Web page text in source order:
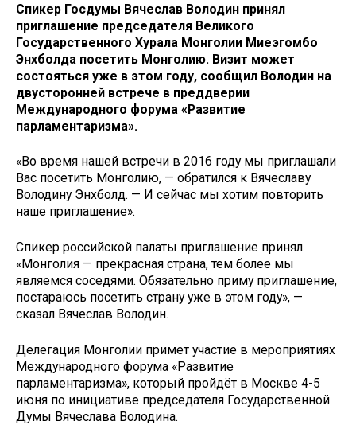
Спикер Госдумы Вячеслав Володин принял
приглашение председателя Великого
Государственного Хурала Монголии Миеэгомбо
Энхболда посетить Монголию. Визит может
состояться уже в этом году, сообщил Володин на
двусторонней встрече в преддверии
Международного форума «Развитие
парламентаризма».
«Во время нашей встречи в 2016 году мы приглашали
Вас посетить Монголию, — обратился к Вячеславу
Володину Энхболд. — И сейчас мы хотим повторить
наше приглашение».
Спикер российской палаты приглашение принял.
«Монголия — прекрасная страна, тем более мы
являемся соседями. Обязательно приму приглашение,
постараюсь посетить страну уже в этом году», —
сказал Вячеслав Володин.
Делегация Монголии примет участие в мероприятиях
Международного форума «Развитие
парламентаризма», который пройдёт в Москве 4-5
июня по инициативе председателя Государственной
Думы Вячеслава Володина.